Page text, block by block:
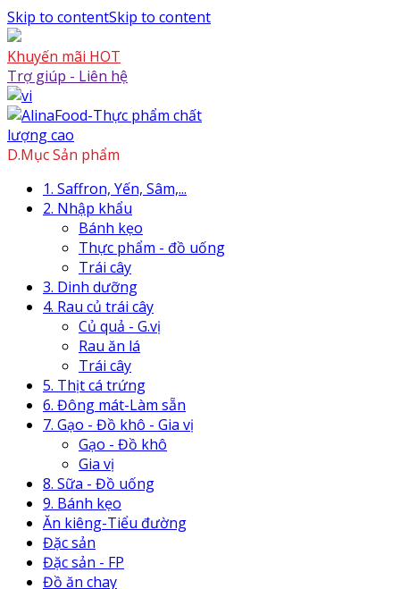
Skip to contentSkip to content
Khuyến mãi HOT
Trợ giúp - Liên hệ
D.Mục Sản phẩm
1. Saffron, Yến, Sâm,...
2. Nhập khẩu
Bánh kẹo
Thực phẩm - đồ uống
Trái cây
3. Dinh dưỡng
4. Rau củ trái cây
Củ quả - G.vị
Rau ăn lá
Trái cây
5. Thịt cá trứng
6. Đông mát-Làm sẵn
7. Gạo - Đồ khô - Gia vị
Gạo - Đồ khô
Gia vị
8. Sữa - Đồ uống
9. Bánh kẹo
Ăn kiêng-Tiểu đường
Đặc sản
Đặc sản - FP
Đồ ăn chay